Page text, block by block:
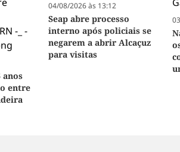
anos
entre
04/08/2026 às 13:12
Seap abre processo
interno após policiais se
negarem a abrir Alcaçuz
para visitas